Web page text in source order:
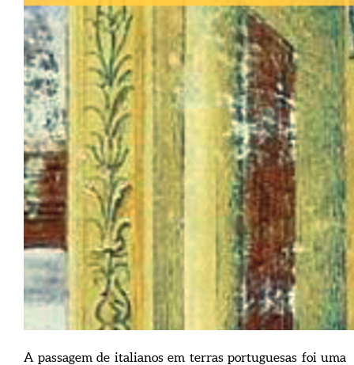
A passagem de italianos em terras portuguesas foi uma